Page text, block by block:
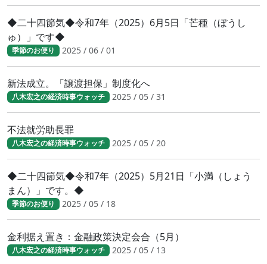
◆二十四節気◆令和7年（2025）6月5日「芒種（ぼうし
ゅ）」です◆
季節のお便り 2025 / 06 / 01
新法成立。「譲渡担保」制度化へ
八木宏之の経済時事ウォッチ 2025 / 05 / 31
不法就労助長罪
八木宏之の経済時事ウォッチ 2025 / 05 / 20
◆二十四節気◆令和7年（2025）5月21日「小満（しょう
まん）」です。◆
季節のお便り 2025 / 05 / 18
金利据え置き：金融政策決定会合（5月）
八木宏之の経済時事ウォッチ 2025 / 05 / 13